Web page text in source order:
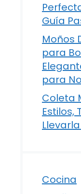
Guía
Moños
para
para
Coleta
Estilos,
Cocina